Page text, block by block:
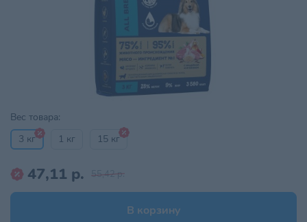
Вес товара:
3 кг
1 кг 15 кг
47,11 р. 55,42 р.
В корзину